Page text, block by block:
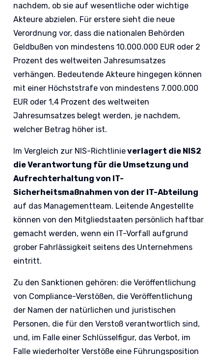
nachdem, ob sie auf wesentliche oder wichtige
Akteure abzielen. Für erstere sieht die neue
Verordnung vor, dass die nationalen Behörden
Geldbußen von mindestens 10.000.000 EUR oder 2
Prozent des weltweiten Jahresumsatzes
verhängen. Bedeutende Akteure hingegen können
mit einer Höchststrafe von mindestens 7.000.000
EUR oder 1,4 Prozent des weltweiten
Jahresumsatzes belegt werden, je nachdem,
welcher Betrag höher ist.
Im Vergleich zur NIS-Richtlinieverlagert die NIS2
die Verantwortung für die Umsetzung und
Aufrechterhaltung von IT-
Sicherheitsmaßnahmen von der IT-Abteilung
auf das Managementteam. Leitende Angestellte
können von den Mitgliedstaaten persönlich haftbar
gemacht werden, wenn ein IT-Vorfall aufgrund
grober Fahrlässigkeit seitens des Unternehmens
eintritt.
Zu den Sanktionen gehören: die Veröffentlichung
von Compliance-Verstößen, die Veröffentlichung
der Namen der natürlichen und juristischen
Personen, die für den Verstoß verantwortlich sind,
und, im Falle einer Schlüsselfigur, das Verbot, im
Falle wiederholter Verstöße eine Führungsposition